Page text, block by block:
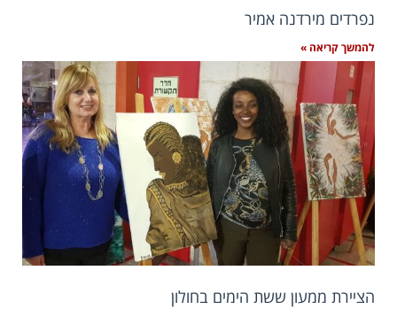
נפרדים מירדנה אמיר
להמשך קריאה »
הציירת ממעון ששת הימים בחולון